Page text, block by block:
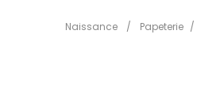
Naissance / Papeterie /